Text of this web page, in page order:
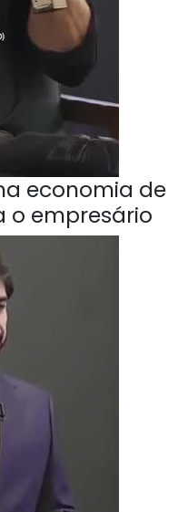
economia de
o empresário